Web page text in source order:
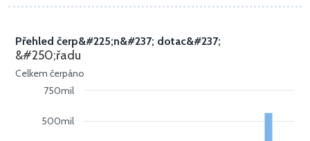
Celkem čerpáno
Přehled čerp&#225;n&#237; dotac&#237;
&#250;řadu
500mil
750mil